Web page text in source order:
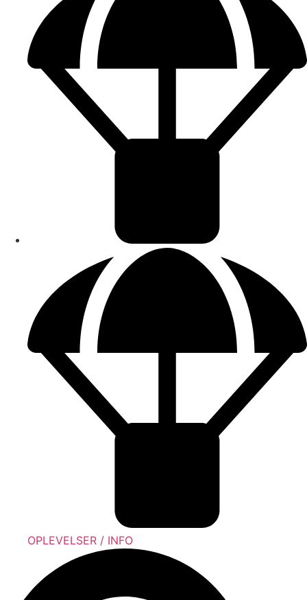
OPLEVELSER / INFO